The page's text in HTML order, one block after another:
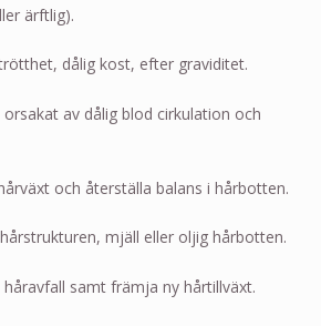
ärftlig).
dålig kost, efter graviditet.
av dålig blod cirkulation och
och återställa balans i hårbotten.
mjäll eller oljig hårbotten.
samt främja ny hårtillväxt.